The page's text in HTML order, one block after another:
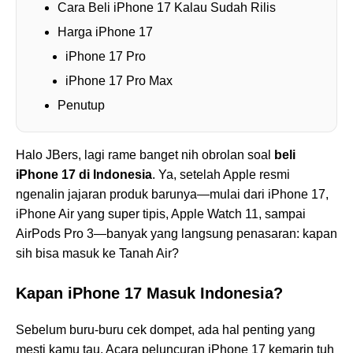
Cara Beli iPhone 17 Kalau Sudah Rilis
Harga iPhone 17
iPhone 17 Pro
iPhone 17 Pro Max
Penutup
Halo JBers, lagi rame banget nih obrolan soal
beli
iPhone 17 di Indonesia. Ya, setelah Apple resmi
ngenalin jajaran produk barunya—mulai dari iPhone 17,
iPhone Air yang super tipis, Apple Watch 11, sampai
AirPods Pro 3—banyak yang langsung penasaran: kapan
sih bisa masuk ke Tanah Air?
Kapan iPhone 17 Masuk Indonesia?
Sebelum buru-buru cek dompet, ada hal penting yang
mesti kamu tau. Acara peluncuran iPhone 17 kemarin tuh